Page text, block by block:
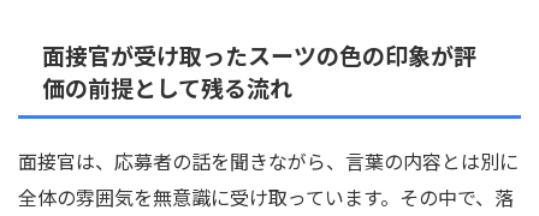
面接官が受け取ったスーツの色の印象が評
価の前提として残る流れ
面接官は、応募者の話を聞きながら、言葉の内容とは別に
全体の雰囲気を無意識に受け取っています。その中で、落